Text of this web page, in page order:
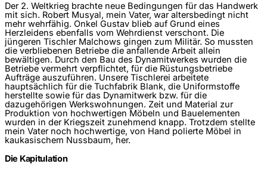
Der 2. Weltkrieg brachte neue Bedingungen für das Handwerk
mit sich. Robert Musyal, mein Vater, war altersbedingt nicht
mehr wehrfähig. Onkel Gustav blieb auf Grund eines
Herzleidens ebenfalls vom Wehrdienst verschont. Die
jüngeren Tischler Malchows gingen zum Militär. So mussten
die verbliebenen Betriebe die anfallende Arbeit allein
bewältigen. Durch den Bau des Dynamitwerkes wurden die
Betriebe vermehrt verpflichtet, für die Rüstungsbetriebe
Aufträge auszuführen. Unsere Tischlerei arbeitete
hauptsächlich für die Tuchfabrik Blank, die Uniformstoffe
herstellte sowie für das Dynamitwerk bzw. für die
dazugehörigen Werkswohnungen. Zeit und Material zur
Produktion von hochwertigen Möbeln und Bauelementen
wurden in der Kriegszeit zunehmend knapp. Trotzdem stellte
mein Vater noch hochwertige, von Hand polierte Möbel in
kaukasischem Nussbaum, her.
Die Kapitulation